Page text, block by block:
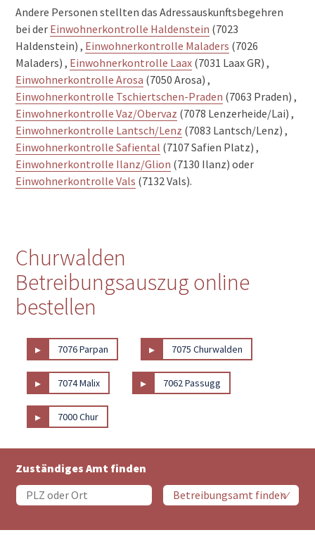
Andere Personen stellten das Adressauskunftsbegehren
bei der Einwohnerkontrolle Haldenstein (7023
Haldenstein) , Einwohnerkontrolle Maladers (7026
Maladers) , Einwohnerkontrolle Laax (7031 Laax GR) ,
Einwohnerkontrolle Arosa (7050 Arosa) ,
Einwohnerkontrolle Tschiertschen-Praden (7063 Praden) ,
Einwohnerkontrolle Vaz/Obervaz (7078 Lenzerheide/Lai) ,
Einwohnerkontrolle Lantsch/Lenz (7083 Lantsch/Lenz) ,
Einwohnerkontrolle Safiental (7107 Safien Platz) ,
Einwohnerkontrolle Ilanz/Glion (7130 Ilanz) oder
Einwohnerkontrolle Vals (7132 Vals).
Churwalden
Betreibungsauszug online
bestellen
▸ 7076 Parpan ▸ 7075 Churwalden
▸ 7074 Malix ▸ 7062 Passugg
▸ 7000 Chur
Zuständiges Amt finden